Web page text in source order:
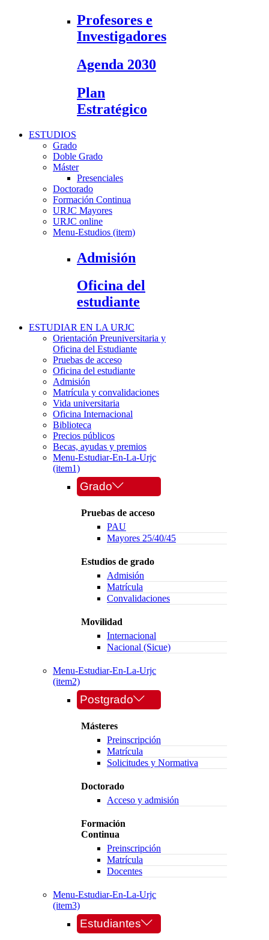
Profesores e
Investigadores
Agenda 2030
Plan
Estratégico
ESTUDIOS
Grado
Doble Grado
Máster
Presenciales
Doctorado
Formación Continua
URJC Mayores
URJC online
Menu-Estudios (item)
Admisión
Oficina del
estudiante
ESTUDIAR EN LA URJC
Orientación Preuniversitaria y
Oficina del Estudiante
Pruebas de acceso
Oficina del estudiante
Admisión
Matrícula y convalidaciones
Vida universitaria
Oficina Internacional
Biblioteca
Precios públicos
Becas, ayudas y premios
Menu-Estudiar-En-La-Urjc
(item1)
Grado
Pruebas de acceso
PAU
Mayores 25/40/45
Estudios de grado
Admisión
Matrícula
Convalidaciones
Movilidad
Internacional
Nacional (Sicue)
Menu-Estudiar-En-La-Urjc
(item2)
Postgrado
Másteres
Preinscripción
Matrícula
Solicitudes y Normativa
Doctorado
Acceso y admisión
Formación
Continua
Preinscripción
Matrícula
Docentes
Menu-Estudiar-En-La-Urjc
(item3)
Estudiantes